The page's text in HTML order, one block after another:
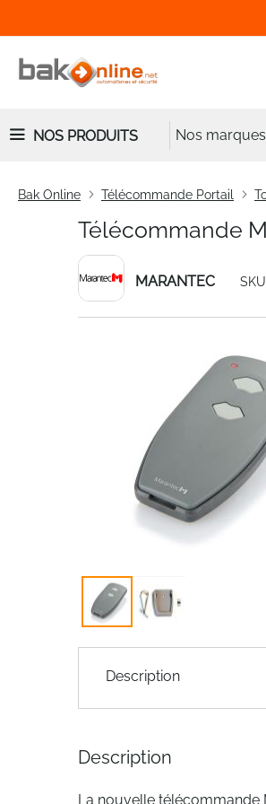
NOS PRODUITS Nos marques
Bak Online Télécommande Portail
Télécommande
MARANTEC SKU
the
images
Description
Description
La nouvelle télécommande